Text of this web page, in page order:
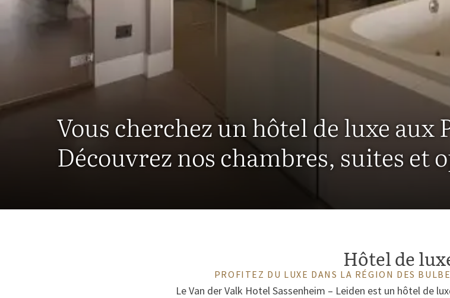
Vous cherchez un hôtel de luxe aux
Découvrez nos chambres, suites et
Hôtel de
PROFITEZ DU LUXE DANS LA RÉGION DES
Le Van der Valk Hotel Sassenheim – Leiden est un hôtel de